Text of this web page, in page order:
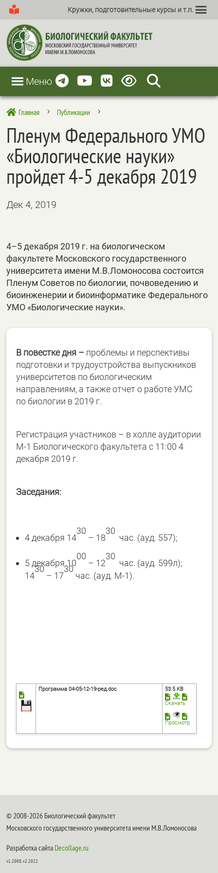
Кружки, подготовительные курсы и т.п.
Меню
 Главная 5 Публикации 5
Пленум Федерального УМО
«Биологические науки»
пройдет 4-5 декабря 2019
Дек 4, 2019
4–5 декабря 2019 г. на биологическом
факультете Московского государственного
университета имени М.В.Ломоносова состоится
Пленум Советов по биологии, почвоведению и
биоинженерии и биоинформатике Федерального
УМО «Биологические науки».
В повестке дня – проблемы и перспективы
подготовки и трудоустройства выпускников
университетов по биологическим
направлениям, а также отчет о работе УМС
по биологии в 2019 г.
Регистрация участников – в холле аудитории
М-1 Биологического факультета с 11:00 4
декабря 2019 г.
Заседания:
4 декабря 14
30
– 18
30
час. (ауд. 557);
5 декабря 10
00
– 12
30
час. (ауд. 599л);
14
30
– 17
30
час. (ауд. М-1).
Программа 04-05-12-19-ред.doc 53.5 KB
Скачать
Просмотр
© 2008-2026 Биологический факультет
Московского государственного университета имени М.В.Ломоносова
Разработка сайта Decollage.ru
v1.2008, v2.2022